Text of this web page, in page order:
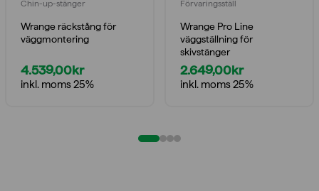
Chin-up-stänger
Wrange räckstång för
väggmontering
4.539,00kr
inkl. moms 25%
Förvaringsställ
Wrange Pro Line
väggställning för
skivstänger
2.649,00kr
inkl. moms 25%